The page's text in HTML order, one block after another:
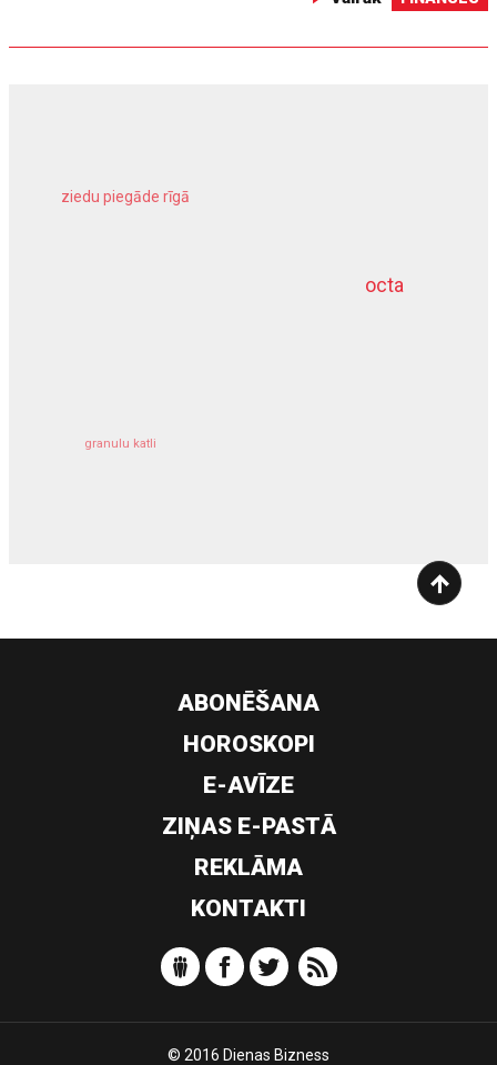
octa
ziedu piegāde rīgā
granulu katli
dziļurbums
ABONĒŠANA
HOROSKOPI
E-AVĪZE
ZIŅAS E-PASTĀ
REKLĀMA
KONTAKTI
© 2016 Dienas Bizness